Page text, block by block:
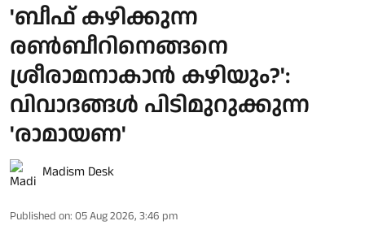
'ബീഫ് കഴിക്കുന്ന
രൺബീറിനെങ്ങനെ
ശ്രീരാമനാകാൻ കഴിയും?':
വിവാദങ്ങൾ പിടിമുറുക്കുന്ന
'രാമായണ'
Madism Desk
Published on: 05 Aug 2026, 3:46 pm